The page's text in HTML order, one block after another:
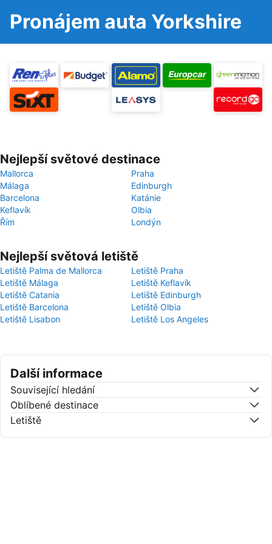
Pronájem auta Yorkshire
Nejlepší světové destinace
Mallorca
Praha
Málaga
Edinburgh
Barcelona
Katánie
Keflavík
Olbia
Řím
Londýn
Nejlepší světová letiště
Letiště Palma de Mallorca
Letiště Praha
Letiště Málaga
Letiště Keflavík
Letiště Catania
Letiště Edinburgh
Letiště Barcelona
Letiště Olbia
Letiště Lisabon
Letiště Los Angeles
Další informace
Související hledání
Oblíbené destinace
Letiště